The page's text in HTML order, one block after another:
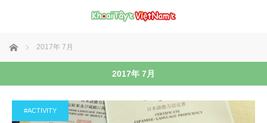
ホーム 2017年 7月
2017年 7月
#ACTIVITY